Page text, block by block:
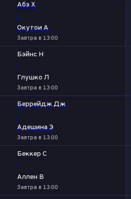
Абэ Х
-
Окутои А
Завтра в 13:00
Бэйнс Н
-
Глушко Л
Завтра в 13:00
Беррейдж Дж
-
Адешина Э
Завтра в 13:00
Беккер С
-
Аллен В
Завтра в 13:00